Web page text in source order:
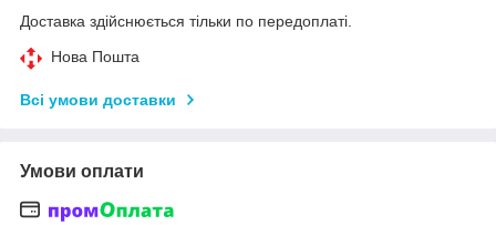
Доставка здійснюється тільки по передоплаті.
Нова Пошта
Всі умови доставки
Умови оплати